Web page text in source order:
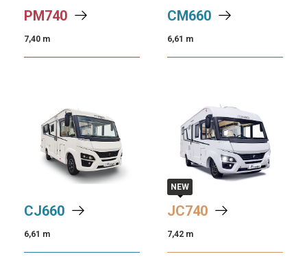
PM740
7,40 m
CM660
6,61 m
CJ660
6,61 m
JC740
NEW
7,42 m